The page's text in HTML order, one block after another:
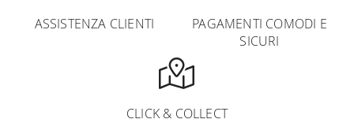
ASSISTENZA CLIENTI
PAGAMENTI COMODI E
SICURI
CLICK & COLLECT